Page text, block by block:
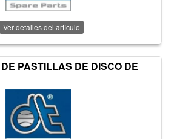
Ver detalles del artículo
PASTILLAS DE DISCO DE